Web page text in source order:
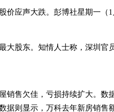
价应声大跌。彭博社星期一
大股东。知情人士称，深圳
售欠佳，亏损持续扩大。数
则显示，万科去年新房销售